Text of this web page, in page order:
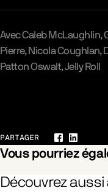
AvecCaleb McLaughlin
Pierre Nicola Coughlan
Patton OswaltJelly Roll
PARTAGER
Facebook
Vous pourriez
5
Découvrez aussi